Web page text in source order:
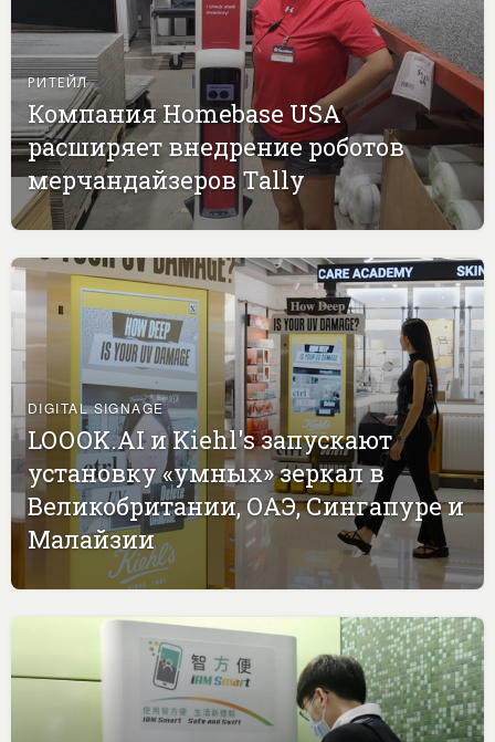
РИТЕЙЛ
Компания Homebase USA
расширяет внедрение роботов
мерчандайзеров Tally
DIGITAL SIGNAGE
LOOOK.AI и Kiehl's запускают
установку «умных» зеркал в
Великобритании, ОАЭ, Сингапуре и
Малайзии